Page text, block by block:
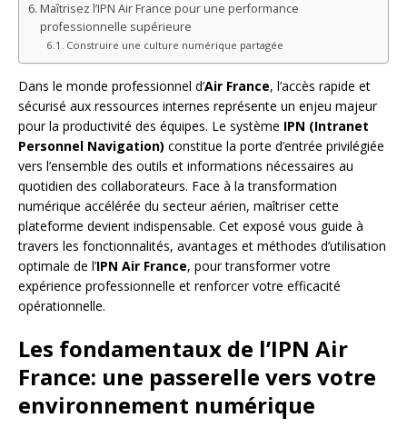
Maîtrisez l’IPN Air France pour une performance
professionnelle supérieure
Construire une culture numérique partagée
Dans le monde professionnel d’Air France, l’accès rapide et
sécurisé aux ressources internes représente un enjeu majeur
pour la productivité des équipes. Le système IPN (Intranet
Personnel Navigation) constitue la porte d’entrée privilégiée
vers l’ensemble des outils et informations nécessaires au
quotidien des collaborateurs. Face à la transformation
numérique accélérée du secteur aérien, maîtriser cette
plateforme devient indispensable. Cet exposé vous guide à
travers les fonctionnalités, avantages et méthodes d’utilisation
optimale de l’IPN Air France, pour transformer votre
expérience professionnelle et renforcer votre efficacité
opérationnelle.
Les fondamentaux de l’IPN Air
France: une passerelle vers votre
environnement numérique